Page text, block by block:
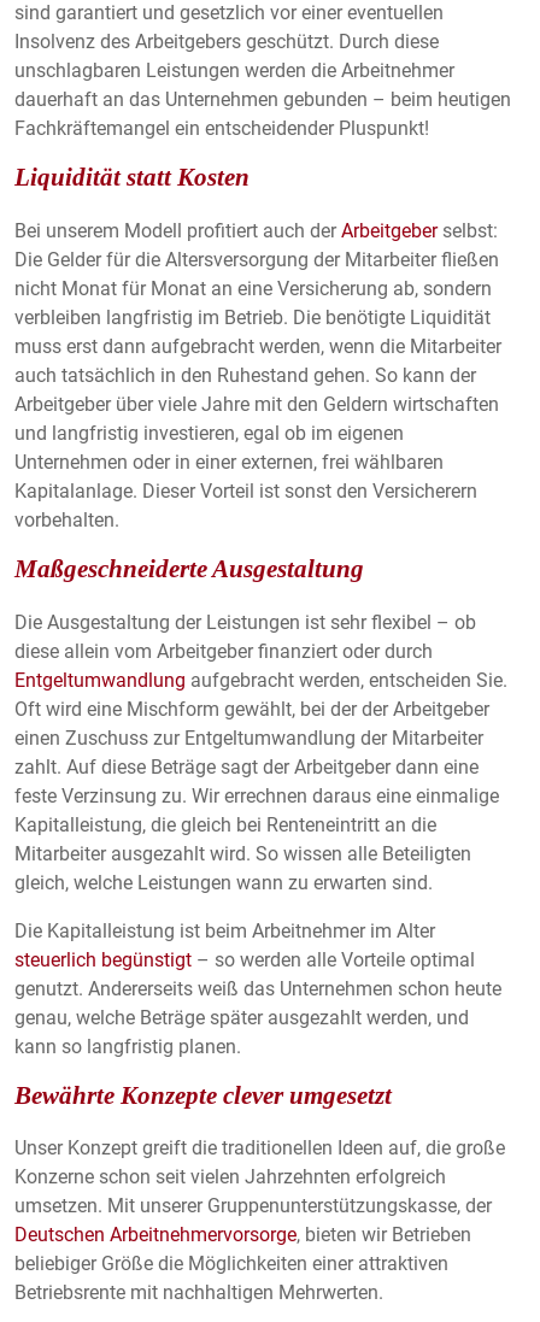
sind garantiert und gesetzlich vor einer eventuellen
Insolvenz des Arbeitgebers geschützt. Durch diese
unschlagbaren Leistungen werden die Arbeitnehmer
dauerhaft an das Unternehmen gebunden – beim heutigen
Fachkräftemangel ein entscheidender Pluspunkt!
Liquidität statt Kosten
Bei unserem Modell profitiert auch derArbeitgeberselbst:
Die Gelder für die Altersversorgung der Mitarbeiter fließen
nicht Monat für Monat an eine Versicherung ab, sondern
verbleiben langfristig im Betrieb. Die benötigte Liquidität
muss erst dann aufgebracht werden, wenn die Mitarbeiter
auch tatsächlich in den Ruhestand gehen. So kann der
Arbeitgeber über viele Jahre mit den Geldern wirtschaften
und langfristig investieren, egal ob im eigenen
Unternehmen oder in einer externen, frei wählbaren
Kapitalanlage. Dieser Vorteil ist sonst den Versicherern
vorbehalten.
Maßgeschneiderte Ausgestaltung
Die Ausgestaltung der Leistungen ist sehr flexibel – ob
diese allein vom Arbeitgeber finanziert oder durch
Entgeltumwandlung aufgebracht werden, entscheiden Sie.
Oft wird eine Mischform gewählt, bei der der Arbeitgeber
einen Zuschuss zur Entgeltumwandlung der Mitarbeiter
zahlt. Auf diese Beträge sagt der Arbeitgeber dann eine
feste Verzinsung zu. Wir errechnen daraus eine einmalige
Kapitalleistung, die gleich bei Renteneintritt an die
Mitarbeiter ausgezahlt wird. So wissen alle Beteiligten
gleich, welche Leistungen wann zu erwarten sind.
Die Kapitalleistung ist beim Arbeitnehmer im Alter
steuerlich begünstigt – so werden alle Vorteile optimal
genutzt. Andererseits weiß das Unternehmen schon heute
genau, welche Beträge später ausgezahlt werden, und
kann so langfristig planen.
Bewährte Konzepte clever umgesetzt
Unser Konzept greift die traditionellen Ideen auf, die große
Konzerne schon seit vielen Jahrzehnten erfolgreich
umsetzen. Mit unserer Gruppenunterstützungskasse, der
Deutschen Arbeitnehmervorsorge, bieten wir Betrieben
beliebiger Größe die Möglichkeiten einer attraktiven
Betriebsrente mit nachhaltigen Mehrwerten.
Statistik Cookies erfassen Informationen anonym.
Diese Informationen helfen uns zu verstehen, wie
unsere Besucher unsere Website nutzen.
Google Analytics & Google Marketing
Tracking
Google LLC
EXTERNE MEDIEN
Um Inhalte von Videoplattformen und Social Media
Plattformen anzeigen zu können, werden von
diesen externen Medien Cookies gesetzt.
YouTube
Vimeo